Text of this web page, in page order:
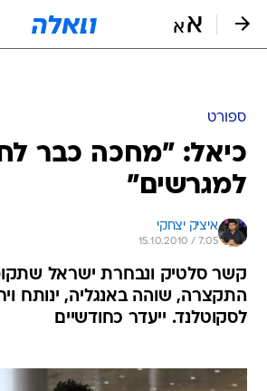
ספורט
כיאל: "מחכה כבר
למגרשים"
איציק יצחקי
15.10.2010 / 7:05
קשר סלטיק ונבחרת ישראל
התקצרה, שוהה באנגליה, ינותח
לסקוטלנד. ייעדר כחודשיים